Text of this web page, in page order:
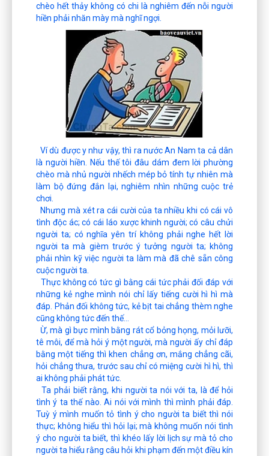
chèo hết thảy không có chi là nghiêm đến nỗi người
hiền phải nhăn mày mà nghĩ ngợi.
Ví dù được y như vậy, thì ra nước An Nam ta cả dân
là người hiền. Nếu thế tôi đâu dám đem lời phường
chèo mà nhủ người nhếch mép bỏ tính tự nhiên mà
làm bộ đứng đắn lại, nghiêm nhìn những cuộc trẻ
chơi.
Nhưng mà xét ra cái cười của ta nhiều khi có cái vô
tình độc ác; có cái láo xược khinh người; có câu chửi
người ta; có nghĩa yên trí không phải nghe hết lời
người ta mà gièm trước ý tưởng người ta; không
phải nhìn kỹ việc người ta làm mà đã chê sẵn công
cuộc người ta.
Thực không có tức gì bằng cái tức phải đối đáp với
những kẻ nghe mình nói chỉ lấy tiếng cười hì hì mà
đáp. Phản đối không tức, kẻ bịt tai chẳng thèm nghe
cũng không tức đến thế...
Ừ, mà gì bực mình bằng rát cổ bỏng họng, mỏi lưỡi,
tê môi, để mà hỏi ý một người, mà người ấy chỉ đáp
bằng một tiếng thì khen chẳng ơn, mắng chẳng cãi,
hỏi chẳng thưa, trước sau chỉ có miệng cười hì hì, thì
ai không phải phát tức.
Ta phải biết rằng, khi người ta nói với ta, là để hỏi
tình ý ta thế nào. Ai nói với mình thì mình phải đáp.
Tuỳ ý mình muốn tỏ tình ý cho người ta biết thì nói
thực; không hiểu thì hỏi lại; mà không muốn nói tình
ý cho người ta biết, thì khéo lấy lời lịch sự mà tỏ cho
người ta hiểu rằng câu hỏi khi phạm đến một điều kín